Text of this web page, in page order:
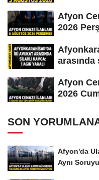
Afyon
2026
arasında
Afyon
2026
SON
Afyon'da
Aynı